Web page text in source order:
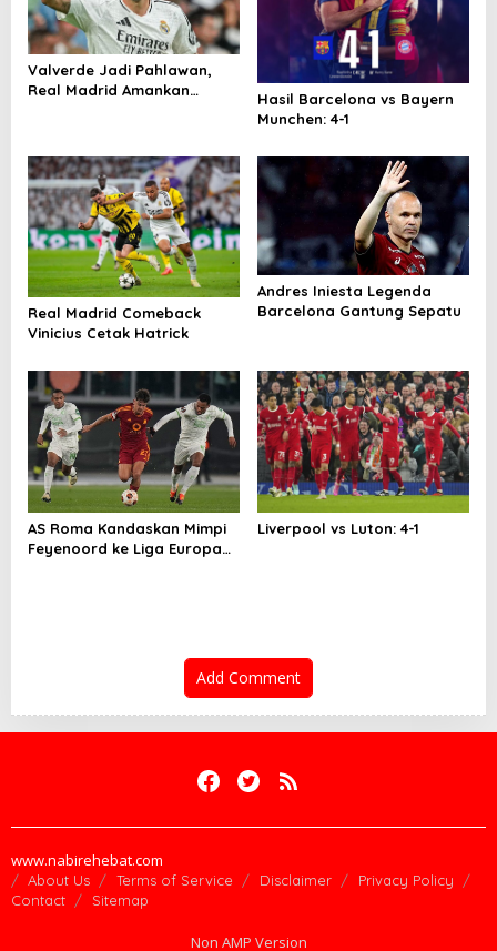
Valverde Jadi Pahlawan,
Real Madrid Amankan
Hasil Barcelona vs Bayern
Munchen: 4-1
Real Madrid Comeback
Vinicius Cetak Hatrick
Andres Iniesta Legenda
Barcelona Gantung Sepatu
AS Roma Kandaskan Mimpi
Feyenoord ke Liga Europa
Liverpool vs Luton: 4-1
Add Comment
www.nabirehebat.com
About Us Terms of Service Disclaimer
Privacy Policy
Contact
Sitemap
Non AMP Version